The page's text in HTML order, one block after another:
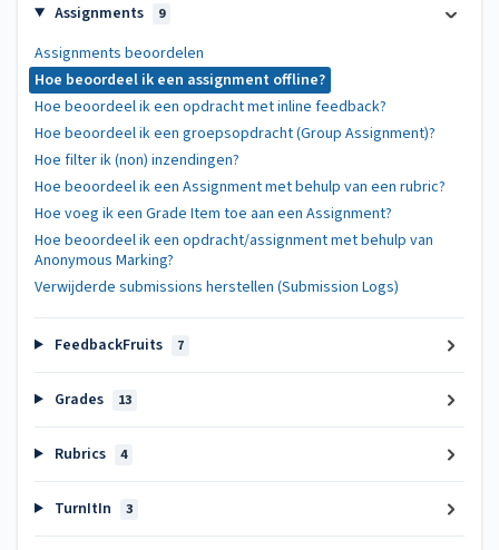
Assignments 9
Assignments beoordelen
Hoe beoordeel ik een assignment offline?
Hoe beoordeel ik een opdracht met inline feedback?
Hoe beoordeel ik een groepsopdracht (Group Assignment)?
Hoe filter ik (non) inzendingen?
Hoe beoordeel ik een Assignment met behulp van een rubric?
Hoe voeg ik een Grade Item toe aan een Assignment?
Hoe beoordeel ik een opdracht/assignment met behulp van
Anonymous Marking?
Verwijderde submissions herstellen (Submission Logs)
FeedbackFruits 7
Grades 13
Rubrics 4
TurnItIn 3